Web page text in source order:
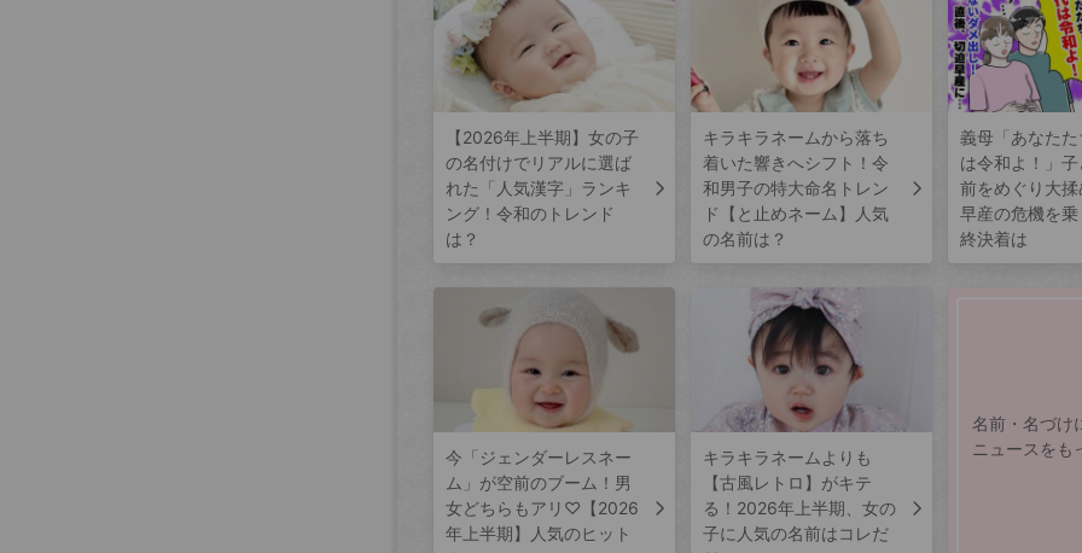
【2026年上半期】女の子
の名付けでリアルに選ば
れた「人気漢字」ランキ
ング！令和のトレンド
は？
キラキラネームから落ち
着いた響きへシフト！令
和男子の特大命名トレン
ド【と止めネーム】人気
の名前は？
義母「あなた
は令和よ！」
前をめぐり大
早産の危機を
終決着は
今「ジェンダーレスネー
ム」が空前のブーム！男
女どちらもアリ♡【2026
年上半期】人気のヒット
キラキラネームよりも
【古風レトロ】がキテ
る！2026年上半期、女の
子に人気の名前はコレだ
名前・名づけ
ニュースをも